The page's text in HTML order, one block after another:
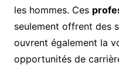
les hommes. Ces
seulement offrent des
ouvrent également la
opportunités de